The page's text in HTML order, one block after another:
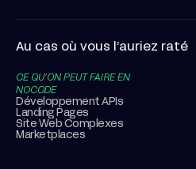
Au cas où vous l’auriez raté
CE QU’ON PEUT FAIRE EN
NOCODE
Développement APIs
Landing Pages
Site Web Complexes
Marketplaces